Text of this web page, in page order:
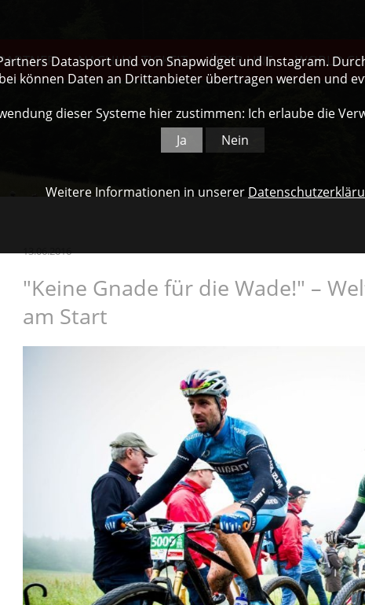
NACHHALTIGKEIT ÜBER UNS WORLD
13.06.2016
"Keine Gnade für die Wade!" –
am Start
Datasport und von Snapwidget und Instagram.
können Daten an Drittanbieter übertragen werden und
dieser Systeme hier zustimmen: Ich erlaube die
Ja
Nein
Weitere Informationen in unserer